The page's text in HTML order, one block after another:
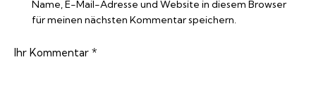
Name, E-Mail-Adresse und Website in diesem Browser
für meinen nächsten Kommentar speichern.